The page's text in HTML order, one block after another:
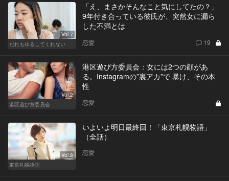
Vol.7
だれもゆるしてくれない
「え、まさかそんなこと気にしてたの？」
9年付き合っている彼氏が、突然女に漏ら
した不満とは
恋愛 19
Vol.2
港区遊び方委員会
港区遊び方委員会：女には2つの顔があ
る。Instagramの”裏アカ”で 暴け、その本
性
恋愛
Vol.8
東京札幌物語
いよいよ明日最終回！「東京札幌物語」
（全話）
恋愛